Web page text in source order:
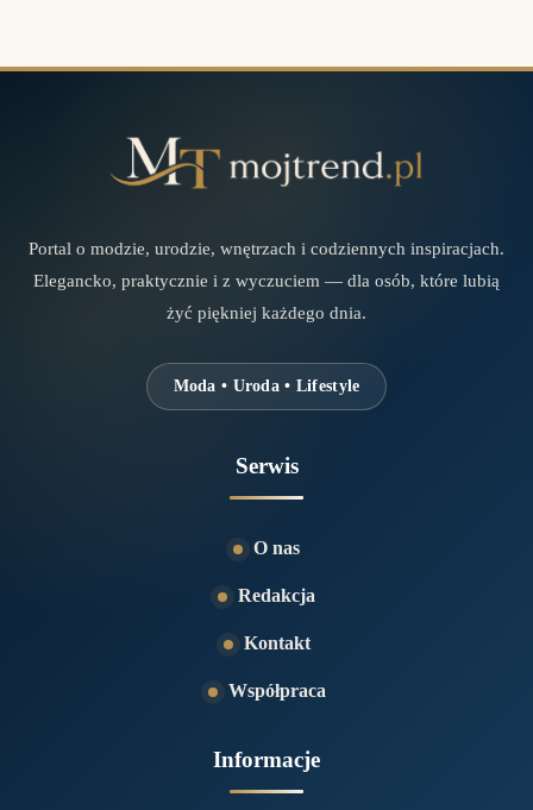
Portal o modzie, urodzie, wnętrzach i codziennych inspiracjach.
Elegancko, praktycznie i z wyczuciem — dla osób, które lubią
żyć piękniej każdego dnia.
Moda • Uroda • Lifestyle
Serwis
O nas
Redakcja
Kontakt
Współpraca
Informacje